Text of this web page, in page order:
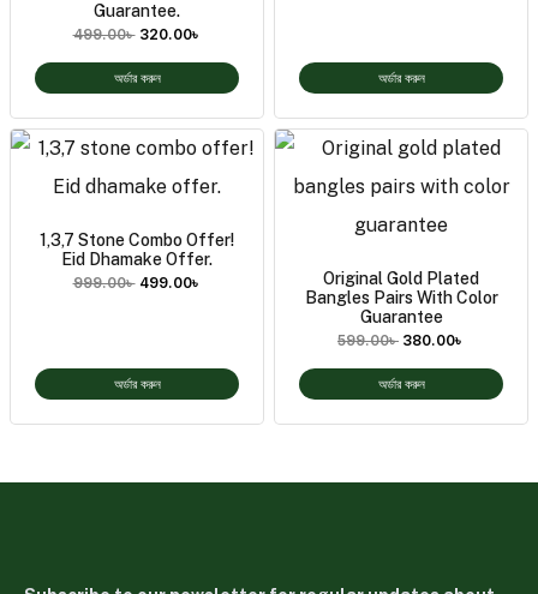
Guarantee.
499.00৳ 320.00৳
অর্ডার করুন অর্ডার করুন
1,3,7 Stone Combo Offer!
Eid Dhamake Offer.
999.00৳ 499.00৳
অর্ডার করুন
Original Gold Plated
Bangles Pairs With Color
Guarantee
599.00৳ 380.00৳
অর্ডার করুন